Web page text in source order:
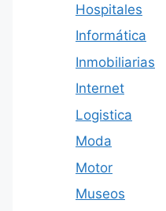
Hospitales
Informática
Inmobiliarias
Internet
Logistica
Moda
Motor
Museos